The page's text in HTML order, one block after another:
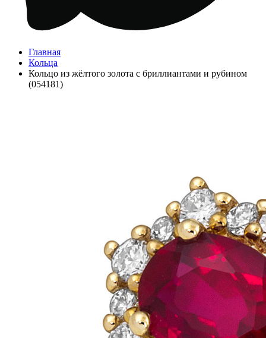
Главная
Кольца
Кольцо из жёлтого золота с бриллиантами и рубином
(054181)